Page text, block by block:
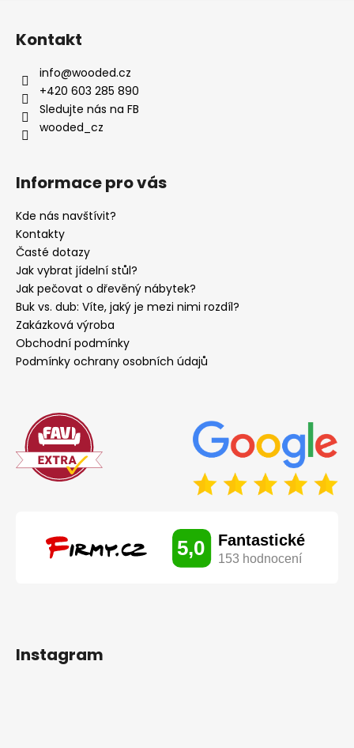
Kontakt
info@wooded.cz
+420 603 285 890
Sledujte nás na FB
wooded_cz
Informace pro vás
Kde nás navštívit?
Kontakty
Časté dotazy
Jak vybrat jídelní stůl?
Jak pečovat o dřevěný nábytek?
Buk vs. dub: Víte, jaký je mezi nimi rozdíl?
Zakázková výroba
Obchodní podmínky
Podmínky ochrany osobních údajů
Instagram